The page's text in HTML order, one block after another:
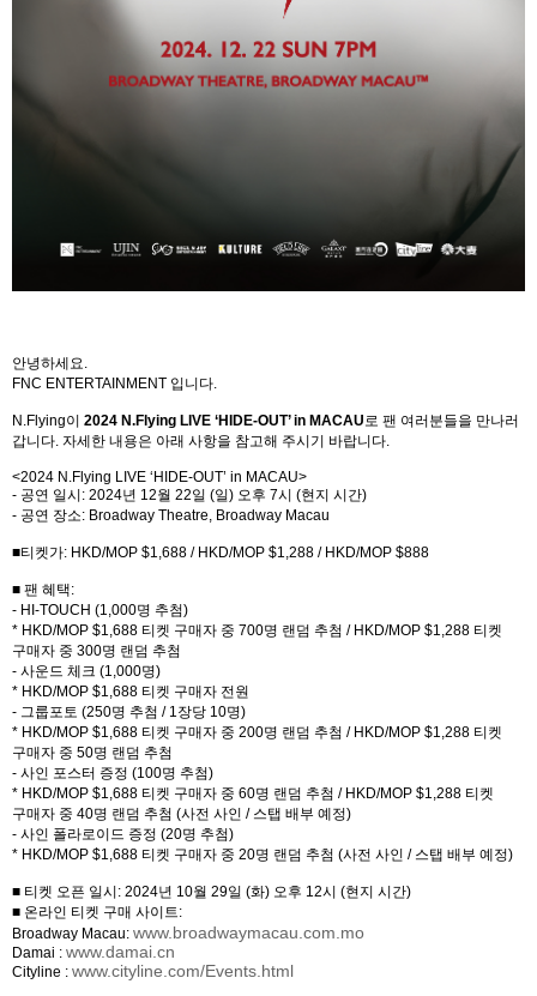
안녕하세요.
FNC ENTERTAINMENT 입니다.
N.Flying이 2024 N.Flying LIVE ‘HIDE-OUT’ in MACAU로 팬 여러분들을 만나러
갑니다. 자세한 내용은 아래 사항을 참고해 주시기 바랍니다.
<2024 N.Flying LIVE ‘HIDE-OUT’ in MACAU>
- 공연 일시 : 2024년 12월 22일 (일) 오후 7시 (현지 시간)
- 공연 장소: Broadway Theatre, Broadway Macau
■티켓가: HKD/MOP $1,688 / HKD/MOP $1,288 / HKD/MOP $888
■ 팬 혜택:
- HI-TOUCH (1,000명 추첨)
* HKD/MOP $1,688 티켓 구매자 중 700명 랜덤 추첨 / HKD/MOP $1,288 티켓
구매자 중 300명 랜덤 추첨
- 사운드 체크 (1,000명)
* HKD/MOP $1,688 티켓 구매자 전원
- 그룹포토 (250명 추첨 / 1장당 10명)
* HKD/MOP $1,688 티켓 구매자 중 200명 랜덤 추첨 / HKD/MOP $1,288 티켓
구매자 중 50명 랜덤 추첨
- 사인 포스터 증정 (100명 추첨)
* HKD/MOP $1,688 티켓 구매자 중 60명 랜덤 추첨 / HKD/MOP $1,288 티켓
구매자 중 40명 랜덤 추첨 (사전 사인 / 스탭 배부 예정)
- 사인 폴라로이드 증정 (20명 추첨)
* HKD/MOP $1,688 티켓 구매자 중 20명 랜덤 추첨 (사전 사인 / 스탭 배부 예정)
■ 티켓 오픈 일시 : 2024년 10월 29일 (화) 오후 12시 (현지 시간)
■ 온라인 티켓 구매 사이트:
Broadway Macau: www.broadwaymacau.com.mo
Damai : www.damai.cn
Cityline : www.cityline.com/Events.html